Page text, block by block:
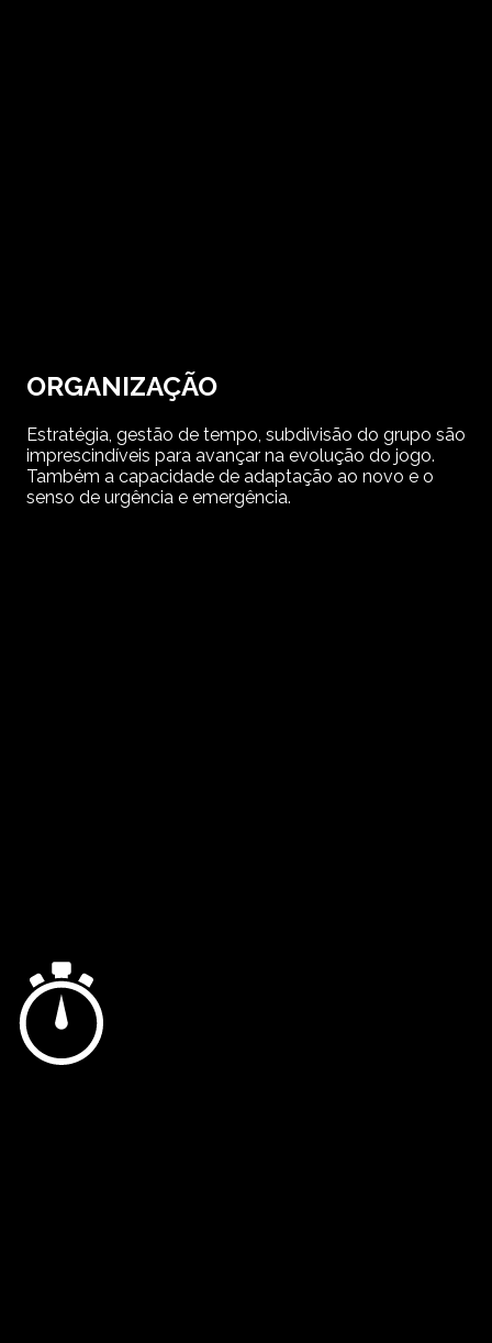
ORGANIZAÇÃO
Estratégia, gestão de tempo, subdivisão do grupo são
imprescindíveis para avançar na evolução do jogo.
Também a capacidade de adaptação ao novo e o
senso de urgência e emergência.